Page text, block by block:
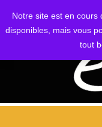
Notre site est en cours
disponibles, mais vous
tout